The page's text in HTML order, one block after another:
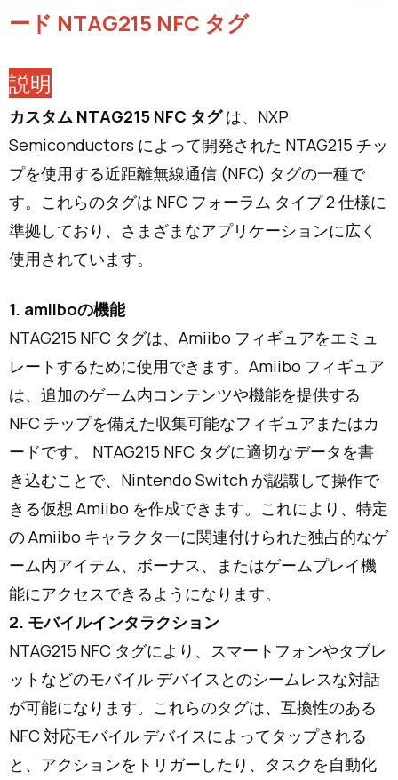
ード NTAG215 NFC タグ
説明
カスタム NTAG215 NFC タグ は、NXP
Semiconductors によって開発された NTAG215 チッ
プを使用する近距離無線通信 (NFC) タグの一種で
す。これらのタグは NFC フォーラム タイプ 2 仕様に
準拠しており、さまざまなアプリケーションに広く
使用されています。
1. amiiboの機能
NTAG215 NFC タグは、Amiibo フィギュアをエミュ
レートするために使用できます。Amiibo フィギュア
は、追加のゲーム内コンテンツや機能を提供する
NFC チップを備えた収集可能なフィギュアまたはカ
ードです。 NTAG215 NFC タグに適切なデータを書
き込むことで、Nintendo Switch が認識して操作で
きる仮想 Amiibo を作成できます。これにより、特定
の Amiibo キャラクターに関連付けられた独占的なゲ
ーム内アイテム、ボーナス、またはゲームプレイ機
能にアクセスできるようになります。
2. モバイルインタラクション
NTAG215 NFC タグにより、スマートフォンやタブレ
ットなどのモバイル デバイスとのシームレスな対話
が可能になります。これらのタグは、互換性のある
NFC 対応モバイル デバイスによってタップされる
と、アクションをトリガーしたり、タスクを自動化